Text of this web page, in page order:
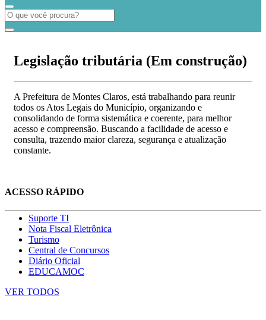
Legislação tributária (Em construção)
A Prefeitura de Montes Claros, está trabalhando para reunir
todos os Atos Legais do Município, organizando e
consolidando de forma sistemática e coerente, para melhor
acesso e compreensão. Buscando a facilidade de acesso e
consulta, trazendo maior clareza, segurança e atualização
constante.
ACESSO RÁPIDO
Suporte TI
Nota Fiscal Eletrônica
Turismo
Central de Concursos
Diário Oficial
EDUCAMOC
VER TODOS